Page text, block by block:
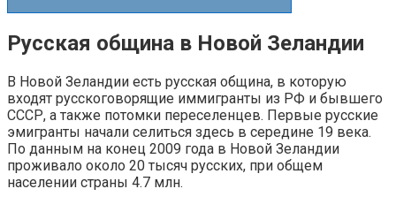
Русская община в Новой Зеландии
В Новой Зеландии есть русская община, в которую
входят русскоговорящие иммигранты из РФ и бывшего
СССР, а также потомки переселенцев. Первые русские
эмигранты начали селиться здесь в середине 19 века.
По данным на конец 2009 года в Новой Зеландии
проживало около 20 тысяч русских, при общем
населении страны 4.7 млн.